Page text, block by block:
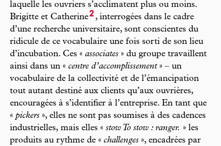
laquelle les ouvriers s’acclimatent plus ou moins.
Brigitte et Catherine2 , interrogées dans le cadre
d’une recherche universitaire, sont conscientes du
ridicule de ce vocabulaire une fois sorti de son lieu
d’incubation. Ces « associates » du groupe travaillent
ainsi dans un « centre d’accomplissement» – un
vocabulaire de la collectivité et de l’émancipation
tout autant destiné aux clients qu’aux ouvrières,
encouragées à s’identifier à l’entreprise. En tant que
« pickers », elles ne sont pas soumises à des cadences
industrielles, mais elles « stow To stow : ranger. » les
produits au rythme de « challenges », encadrées par